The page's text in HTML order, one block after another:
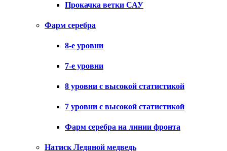
Прокачка ветки САУ
Фарм серебра
8-е уровни
7-е уровни
8 уровни с высокой статистикой
7 уровни с высокой статистикой
Фарм серебра на линии фронта
Натиск Ледяной медведь